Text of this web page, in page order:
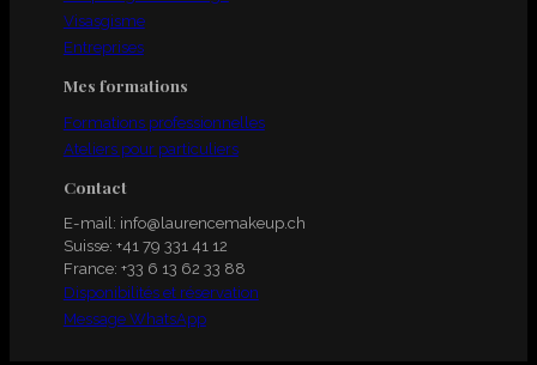
Visasgisme
Entreprises
Mes formations
Formations professionnelles
Ateliers pour particuliers
Contact
E-mail: info@laurencemakeup.ch
Suisse: +41 79 331 41 12
France: +33 6 13 62 33 88
Disponibilités et réservation
Message WhatsApp